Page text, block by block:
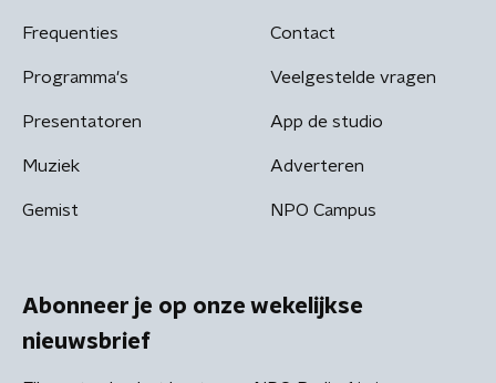
Frequenties
Programma's
Presentatoren
Muziek
Gemist
Contact
Veelgestelde vragen
App de studio
Adverteren
NPO Campus
Abonneer je op onze wekelijkse
nieuwsbrief